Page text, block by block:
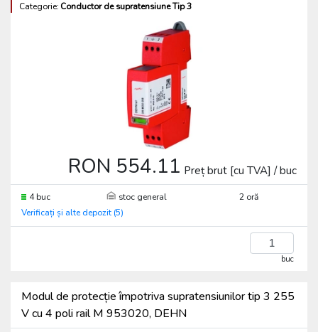
Categorie: Conductor de supratensiune Tip 3
RON 554.11 Preț brut [cu TVA] / buc
4 buc stoc general
2 oră
Verificați și alte depozit (5)
buc
Modul de protecție împotriva supratensiunilor tip 3 255
V cu 4 poli rail M 953020, DEHN